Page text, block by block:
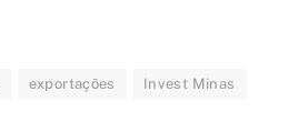
exportações Invest Minas